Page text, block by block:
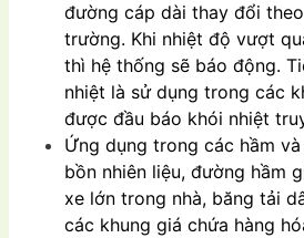
đường cáp dài thay đổi
trường. Khi nhiệt độ vượt
thì hệ thống sẽ báo động.
nhiệt là sử dụng trong các
được đầu báo khói nhiệt
Ứng dụng trong các hầm
bồn nhiên liệu, đường hầm
xe lớn trong nhà, băng tải
các khung giá chứa hàng